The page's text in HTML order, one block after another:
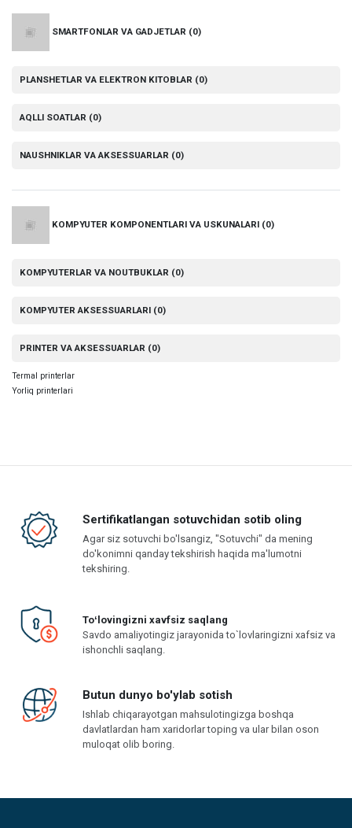
SMARTFONLAR VA GADJETLAR (0)
PLANSHETLAR VA ELEKTRON KITOBLAR (0)
AQLLI SOATLAR (0)
NAUSHNIKLAR VA AKSESSUARLAR (0)
KOMPYUTER KOMPONENTLARI VA USKUNALARI (0)
KOMPYUTERLAR VA NOUTBUKLAR (0)
KOMPYUTER AKSESSUARLARI (0)
PRINTER VA AKSESSUARLAR (0)
Termal printerlar
Yorliq printerlari
Sertifikatlangan sotuvchidan sotib oling
Agar siz sotuvchi bo'lsangiz, "Sotuvchi" da mening
do'konimni qanday tekshirish haqida ma'lumotni
tekshiring.
Toʻlovingizni xavfsiz saqlang
Savdo amaliyotingiz jarayonida to`lovlaringizni xafsiz va
ishonchli saqlang.
Butun dunyo bo'ylab sotish
Ishlab chiqarayotgan mahsulotingizga boshqa
davlatlardan ham xaridorlar toping va ular bilan oson
muloqat olib boring.